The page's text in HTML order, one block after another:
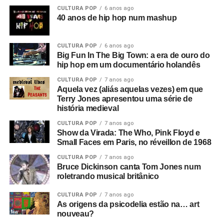
campos de trabalho forçado em uma entrevista que ele
deu a Tony Wilson, curiosamente
(o criador da Factory
era apresentador de talk shows na TV)
como: “Eles serão obrigados a trabalhar como nunca
trabalharam antes”, e isso leva a uma montagem de
é o consumismo – o novo fascismo! Nesse ponto, era
algo local, mas dava a sensação de que algo muito ruim
estava acontecendo e que se tornaria maior.
Então você tem essa coisa de lei e ordem, esse fascismo
corporativo, e aí eu corto para a banda na sala de ensaio.
Parece ótimo, bem underground. Sabe, underground no
sentido político, tipo a resistência francesa. Mas esse era
um underground cultural. Eles eram a resistência contra
tudo isso lá fora.
O que era que havia de tão especial no Joy Division?
CULTURA POP 6 anos ago
40 anos de hip hop num mashup
CULTURA POP 6 anos ago
Big Fun In The Big Town: a era de ouro do
hip hop em um documentário holandês
CULTURA POP 7 anos ago
Aquela vez (aliás aquelas vezes) em que
Terry Jones apresentou uma série de
história medieval
CULTURA POP 7 anos ago
Show da Virada: The Who, Pink Floyd e
Small Faces em Paris, no réveillon de 1968
CULTURA POP 7 anos ago
Bruce Dickinson canta Tom Jones num
roletrando musical britânico
CULTURA POP 7 anos ago
As origens da psicodelia estão na… art
nouveau?